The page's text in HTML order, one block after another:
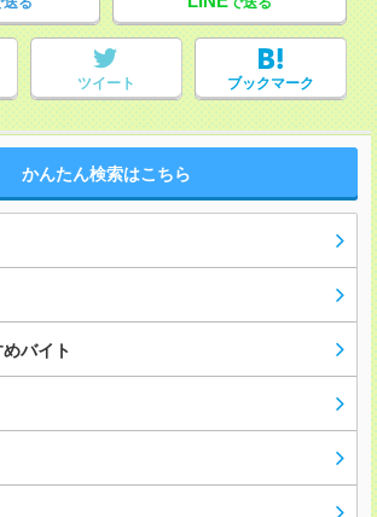
ツイート ブックマーク
かんたん検索はこちら
バイト